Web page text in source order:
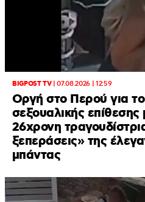
BIGPOST TV|07.08.2026 | 12:59
Οργή στο Περού για το
σεξουαλικής
26χρονη
ξεπεράσεις» της
μπάντας